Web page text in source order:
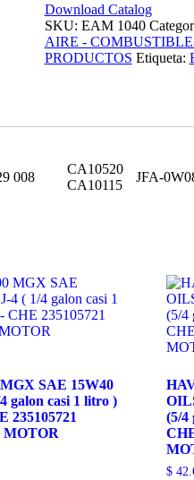
CAPTIVA
2.0
07-
|CAPTIVA
-
(EAM
1040
10520/10115
AMPI
1175
-
96628890)
cantidad
Download Catalog
SKU: EAM 1040
AIRE -
PRODUCTOS Etiqueta:
008
CA10520
CA10115
JFA-
SAE 15W40
galon casi 1 litro )
235105721
(5/4
$